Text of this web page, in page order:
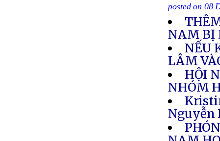
posted on 08
NAM BỊ
NẾU
LÂM
HỘI
NHÓM
Nguyễn